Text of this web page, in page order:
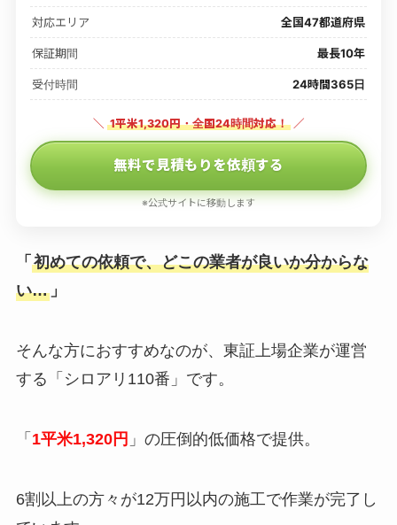
対応エリア 全国47都道府県
保証期間 最長10年
受付時間 24時間365日
＼ 1平米1,320円・全国24時間対応！ ／
無料で見積もりを依頼する
※公式サイトに移動します
「 初めての依頼で、どこの業者が良いか分からな
い…」
そんな方におすすめなのが、東証上場企業が運営
する「シロアリ110番」です。
「 1平米1,320円 」の圧倒的低価格で提供。
6割以上の方々が12万円以内の施工で作業が完了し